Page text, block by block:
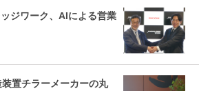
ジワーク、AIによる営業
置チラーメーカーの丸